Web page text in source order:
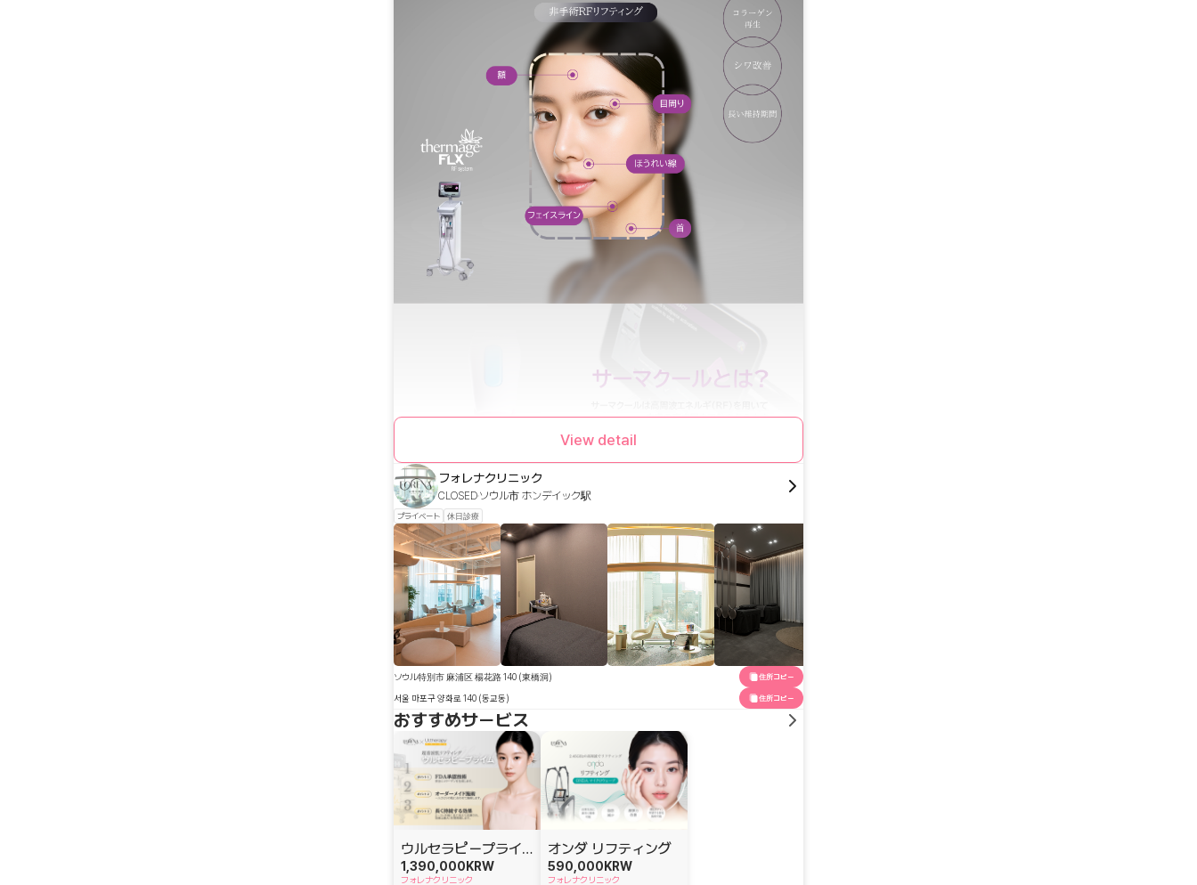
View detail
フォレナクリニック
CLOSED ソウル市 ホンデイック駅
プライベート 休日診療
ソウル特別市 麻浦区 楊花路 140 (東橋洞) 住所コピー
서울 마포구 양화로 140 (동교동) 住所コピー
おすすめサービス
ウルセラピープライム
1,390,000 KRW
フォレナクリニック
オンダ リフティング
590,000 KRW
フォレナクリニック